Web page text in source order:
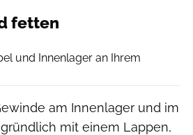
fetten
und Innenlager an Ihrem
am Innenlager und im
mit einem Lappen,